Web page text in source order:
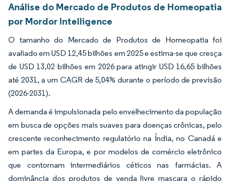
Análise do Mercado de Produtos de Homeopatia
por Mordor Intelligence
O tamanho do Mercado de Produtos de Homeopatia foi
avaliado em USD 12,45 bilhões em 2025 e estima-se que cresça
de USD 13,02 bilhões em 2026 para atingir USD 16,65 bilhões
até 2031, a um CAGR de 5,04% durante o período de previsão
(2026-2031).
A demanda é impulsionada pelo envelhecimento da população
em busca de opções mais suaves para doenças crônicas, pelo
crescente reconhecimento regulatório na Índia, no Canadá e
em partes da Europa, e por modelos de comércio eletrônico
que contornam intermediários céticos nas farmácias. A
dominância dos produtos de venda livre mascara o rápido